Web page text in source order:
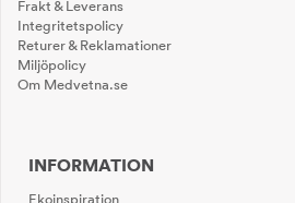
Frakt & Leverans
Integritetspolicy
Returer & Reklamationer
Miljöpolicy
Om Medvetna.se
INFORMATION
Ekoinspiration